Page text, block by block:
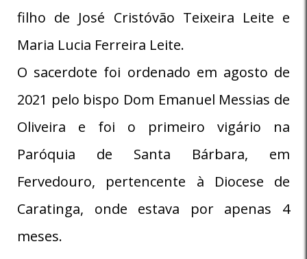
filho de José Cristóvão Teixeira Leite e
Maria Lucia Ferreira Leite.
O sacerdote foi ordenado em agosto de
2021 pelo bispo Dom Emanuel Messias de
Oliveira e foi o primeiro vigário na
Paróquia de Santa Bárbara, em
Fervedouro, pertencente à Diocese de
Caratinga, onde estava por apenas 4
meses.